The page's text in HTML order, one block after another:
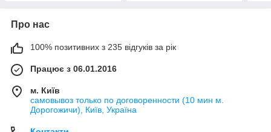
Про нас
100% позитивних з 235 відгуків за рік
Працює з 06.01.2016
м. Київ
самовывоз только по договоренности (10 мин м.
Дорогожичи), Київ, Україна